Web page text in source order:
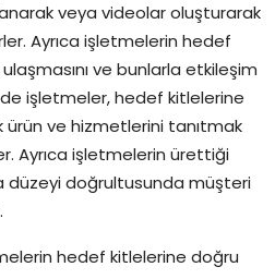
veya videolar oluşturarak
Ayrıca işletmelerin hedef
ve bunlarla etkileşim
işletmeler, hedef kitlelerine
ve hizmetlerini tanıtmak
Ayrıca işletmelerin ürettiği
düzeyi doğrultusunda müşteri
hedef kitlelerine doğru